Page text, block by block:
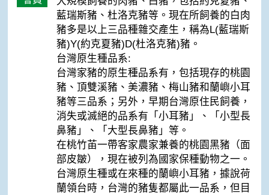
藍瑞斯豬、杜洛克豬等。現在所飼養的白肉
豬多是以上三品種雜交產生，稱為L(藍瑞斯
豬)Y(約克夏豬)D(杜洛克豬)豬。
台灣原生種品系:
台灣家豬的原生種品系有，包括現存的桃園
豬、頂雙溪豬、美濃豬、梅山豬和蘭嶼小耳
豬等三品系；另外，早期台灣原住民飼養，
消失或滅絕的品系有「小耳豬」、「小型長
鼻豬」、「大型長鼻豬」等。
在桃竹苖一帶客家農家兼養的桃園黑豬（面
部皮皺），現在被列為國家保種動物之一。
台灣原生種或在來種的蘭嶼小耳豬，據說荷
蘭領台時，台灣的豬隻都屬此一品系，但目